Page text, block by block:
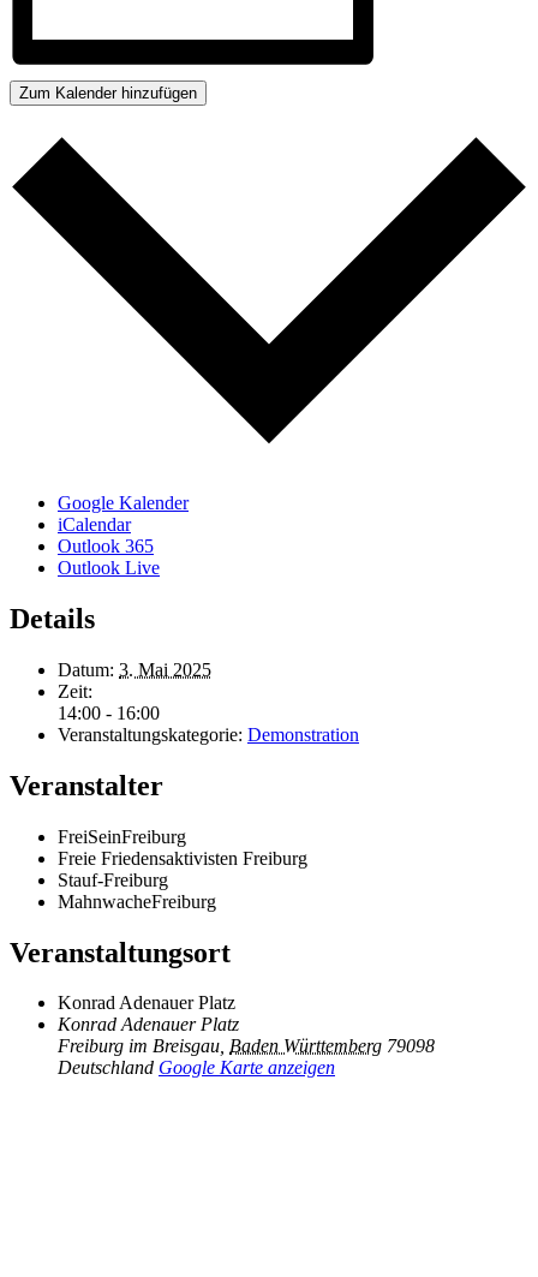
Zum Kalender hinzufügen
Google Kalender
iCalendar
Outlook 365
Outlook Live
Details
Datum: 3. Mai 2025
Zeit:
14:00 - 16:00
Veranstaltungskategorie: Demonstration
Veranstalter
FreiSeinFreiburg
Freie Friedensaktivisten Freiburg
Stauf-Freiburg
MahnwacheFreiburg
Veranstaltungsort
Konrad Adenauer Platz
Konrad Adenauer Platz
Freiburg im Breisgau, Baden Württemberg 79098
Deutschland Google Karte anzeigen